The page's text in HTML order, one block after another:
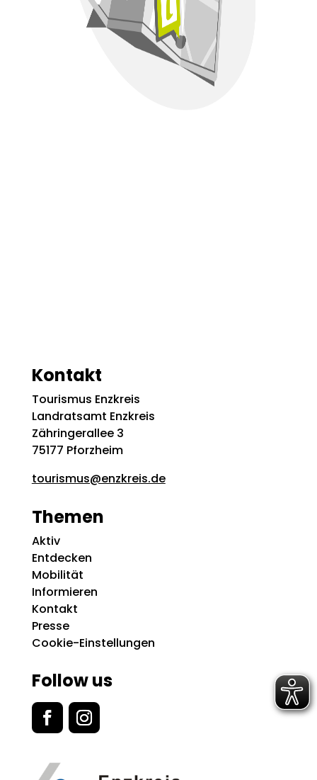
Kontakt
Tourismus Enzkreis
Landratsamt Enzkreis
Zähringerallee 3
75177 Pforzheim
tourismus@enzkreis.de
Themen
Aktiv
Entdecken
Mobilität
Informieren
Kontakt
Presse
Cookie-Einstellungen
Follow us